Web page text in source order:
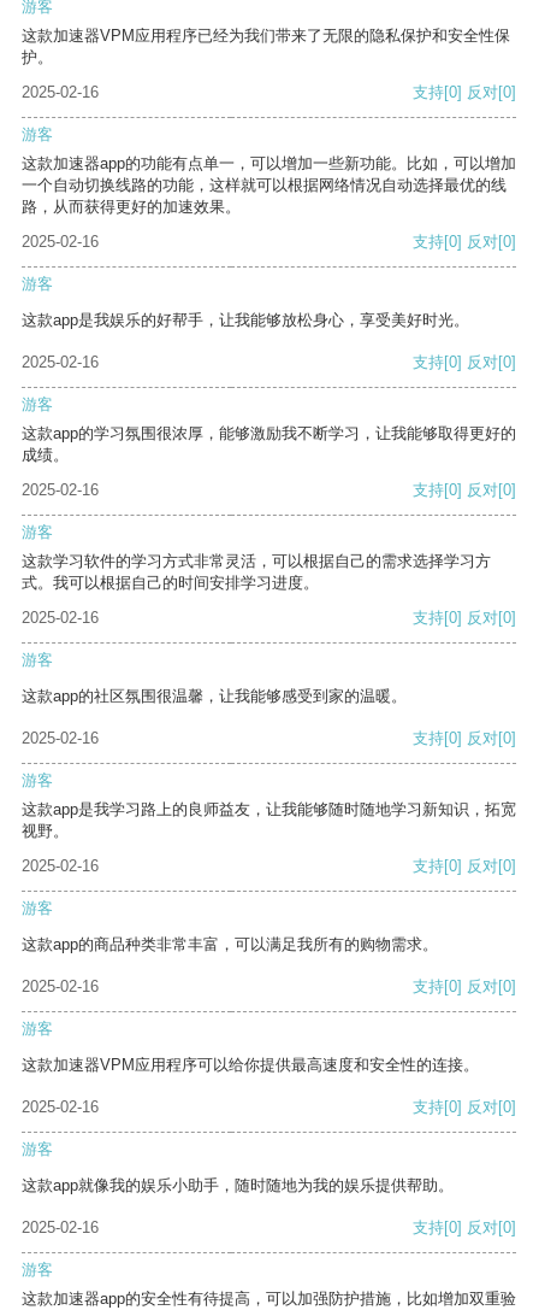
游客
这款加速器VPM应用程序已经为我们带来了无限的隐私保护和安全性保
护。
2025-02-16
支持[0] 反对[0]
游客
这款加速器app的功能有点单一，可以增加一些新功能。比如，可以增加
一个自动切换线路的功能，这样就可以根据网络情况自动选择最优的线
路，从而获得更好的加速效果。
2025-02-16
支持[0] 反对[0]
游客
这款app是我娱乐的好帮手，让我能够放松身心，享受美好时光。
2025-02-16 支持[0] 反对[0]
游客
这款app的学习氛围很浓厚，能够激励我不断学习，让我能够取得更好的
成绩。
2025-02-16
支持[0] 反对[0]
游客
这款学习软件的学习方式非常灵活，可以根据自己的需求选择学习方
式。我可以根据自己的时间安排学习进度。
2025-02-16
支持[0] 反对[0]
游客
这款app的社区氛围很温馨，让我能够感受到家的温暖。
2025-02-16 支持[0] 反对[0]
游客
这款app是我学习路上的良师益友，让我能够随时随地学习新知识，拓宽
视野。
2025-02-16
支持[0] 反对[0]
游客
这款app的商品种类非常丰富，可以满足我所有的购物需求。
2025-02-16 支持[0] 反对[0]
游客
这款加速器VPM应用程序可以给你提供最高速度和安全性的连接。
2025-02-16 支持[0] 反对[0]
游客
这款app就像我的娱乐小助手，随时随地为我的娱乐提供帮助。
2025-02-16 支持[0] 反对[0]
游客
这款加速器app的安全性有待提高，可以加强防护措施，比如增加双重验